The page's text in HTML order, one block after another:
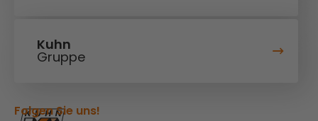
Kuhn
Gruppe
Folgen Sie uns!